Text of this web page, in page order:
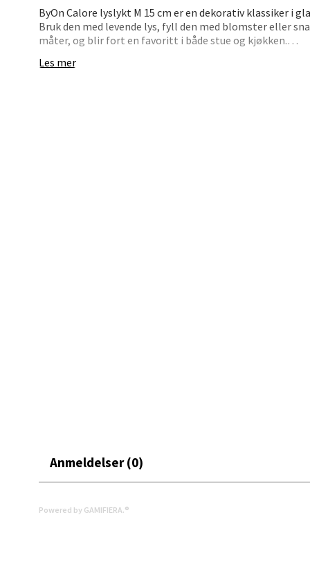
ByOn Calore lyslykt M 15 cm er en dekorativ klassiker i
Bruk den med levende lys, fyll den med blomster eller
måter, og blir fort en favoritt i både stue og kjøkken.
Lykten tåler oppvaskmaskin og kommer i en pen
Les mer
Anmeldelser (0)
Powered by GAMIFIERA.®
0 i